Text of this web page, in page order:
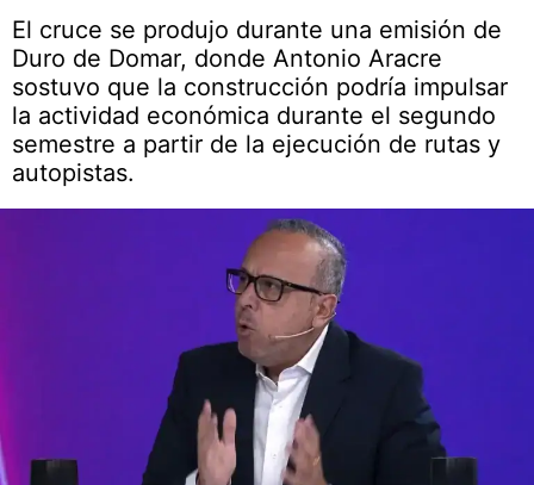
El cruce se produjo durante una emisión de
Duro de Domar, donde Antonio Aracre
sostuvo que la construcción podría impulsar
la actividad económica durante el segundo
semestre a partir de la ejecución de rutas y
autopistas.